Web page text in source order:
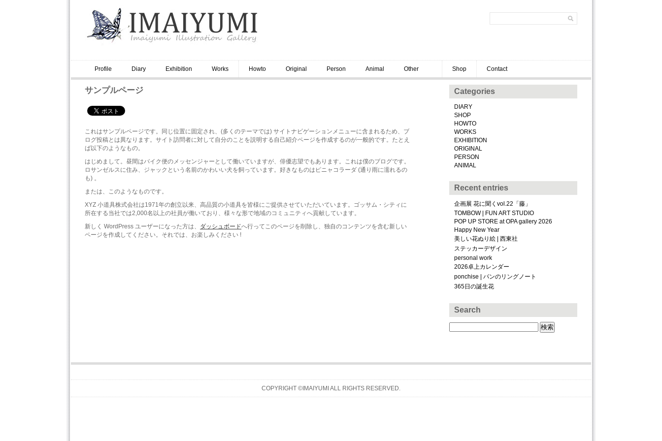
Profile Diary Exhibition Works Howto Original Person Animal Other Shop Contact
サンプルページ
これはサンプルページです。同じ位置に固定され、(多くのテーマでは) サイトナビゲーションメニューに含まれるため、ブ
ログ投稿とは異なります。サイト訪問者に対して自分のことを説明する自己紹介ページを作成するのが一般的です。たとえ
ば以下のようなもの。
はじめまして。昼間はバイク便のメッセンジャーとして働いていますが、俳優志望でもあります。これは僕のブログです。
ロサンゼルスに住み、ジャックという名前のかわいい犬を飼っています。好きなものはピニャコラーダ (通り雨に濡れるの
も) 。
または、このようなものです。
XYZ 小道具株式会社は1971年の創立以来、高品質の小道具を皆様にご提供させていただいています。ゴッサム・シティに
所在する当社では2,000名以上の社員が働いており、様々な形で地域のコミュニティへ貢献しています。
新しく WordPress ユーザーになった方は、 ダッシュボードへ行ってこのページを削除し、独自のコンテンツを含む新しい
ページを作成してください。それでは、お楽しみください !
Categories
DIARY
SHOP
HOWTO
WORKS
EXHIBITION
ORIGINAL
PERSON
ANIMAL
Recent entries
企画展 花に聞くvol.22「藤」
TOMBOW | FUN ART STUDIO
POP UP STORE at OPA gallery 2026
Happy New Year
美しい花ぬり絵 | 西東社
ステッカーデザイン
personal work
2026卓上カレンダー
ponchise | パンのリングノート
365日の誕生花
Search
索:
COPYRIGHT ©IMAIYUMI ALL RIGHTS RESERVED.